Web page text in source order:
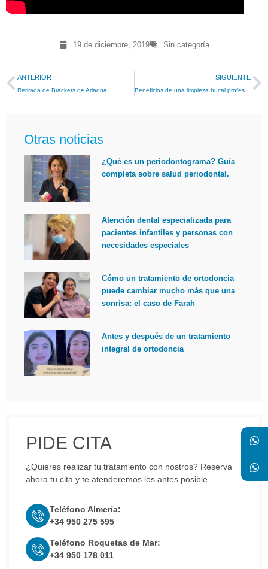
19 de diciembre, 2019 Sin categoría
ANTERIOR
Retirada de Brackets de Ariadna
SIGUIENTE
Beneficios de una limpieza bucal profesional
Otras noticias
¿Qué es un periodontograma? Guía
completa sobre salud periodontal.
Atención dental especializada para
pacientes infantiles y personas con
necesidades especiales
Cómo un tratamiento de ortodoncia
puede cambiar mucho más que una
sonrisa: el caso de Farah
Antes y después de un tratamiento
integral de ortodoncia
PIDE CITA
¿Quieres realizar tu tratamiento con nostros? Reserva
ahora tu cita y te atenderemos los antes posible.
Teléfono Almería:
+34 950 275 595
Teléfono Roquetas de Mar:
+34 950 178 011